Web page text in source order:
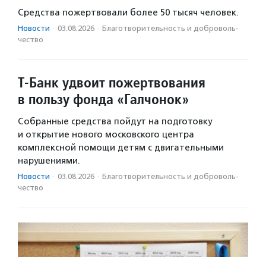
Средства пожертвовали более 50 тысяч человек.
Новости · 03.08.2026 · Благотвори­тель­ность и доброволь­
чест­во
Т-Банк удвоит пожертвования
в пользу фонда «Галчонок»
Собранные средства пойдут на подготовку
и открытие нового московского центра
комплексной помощи детям с двигательными
нарушениями.
Новости · 03.08.2026 · Благотвори­тель­ность и доброволь­
чест­во